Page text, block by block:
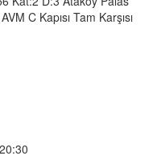
C Kapısı Tam Karşısı